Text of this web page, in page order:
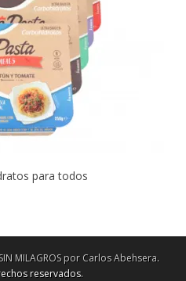
para todos
MILAGROS por Carlos Abehsera.
reservados.